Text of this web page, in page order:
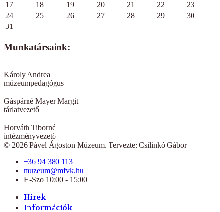
17
18 19 20 21 22
23
24
25 26 27 28 29
30
31
Munkatársaink:
Károly Andrea
múzeumpedagógus
Gáspárné Mayer Margit
tárlatvezető
Horváth Tiborné
intézményvezető
© 2026 Pável Ágoston Múzeum. Tervezte: Csilinkó Gábor
+36 94 380 113
muzeum@mfvk.hu
H-Szo 10:00 - 15:00
Hírek
Információk